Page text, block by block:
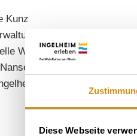
Diese Webseite
Kunz
Ingelheim
Wirtschaftsförderung,
Platz 1
am Rhein